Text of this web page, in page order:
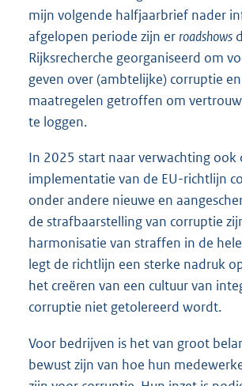
mijn volgende halfjaarbrief nader
afgelopen periode zijn er roadshows
Rijksrecherche georganiseerd om
geven over (ambtelijke) corruptie
maatregelen getroffen om
te loggen.
In 2025 start naar verwachting ook
implementatie van de EU-richtlijn
onder andere nieuwe en
de strafbaarstelling van corruptie
harmonisatie van straffen in de
legt de richtlijn een sterke nadruk
het creëren van een cultuur van
corruptie niet getolereerd wordt.
Voor bedrijven is het van groot
bewust zijn van hoe hun